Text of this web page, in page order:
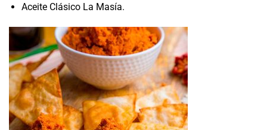
Aceite Clásico La Masía.